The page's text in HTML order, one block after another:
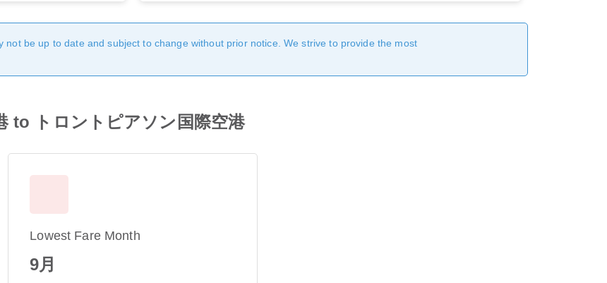
be up to date and subject to change without prior notice. We strive to provide the most
トロントピアソン国際空港
Lowest Fare Month
9月